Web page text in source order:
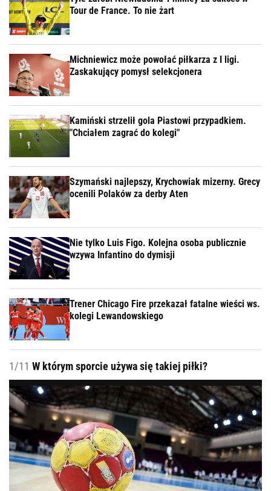
Tour de France. To nie żart
Michniewicz może powołać piłkarza z I ligi.
Zaskakujący pomysł selekcjonera
Kamiński strzelił gola Piastowi przypadkiem.
"Chciałem zagrać do kolegi"
Szymański najlepszy, Krychowiak mizerny. Grecy
ocenili Polaków za derby Aten
Nie tylko Luis Figo. Kolejna osoba publicznie
wzywa Infantino do dymisji
Trener Chicago Fire przekazał fatalne wieści ws.
kolegi Lewandowskiego
1/11 W którym sporcie używa się takiej piłki?